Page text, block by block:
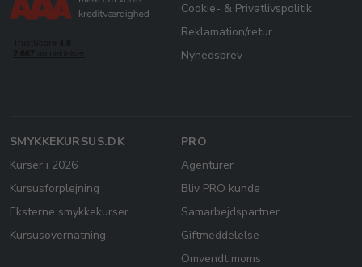
Cookie- & Privatlivspolitik
Reklamation/retur
Nyhedsbrev
SMYKKEKURSUS.DK
Kurser i 2026
Kursusforplejning
Eksterne smykkekurser
Kursusovernatning
PRO
Agenturer
Bliv PRO kunde
Samarbejdspartner
Giftmeddelelse
Omvendt moms